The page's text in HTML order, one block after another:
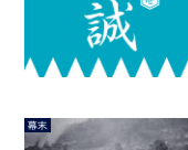
幕末